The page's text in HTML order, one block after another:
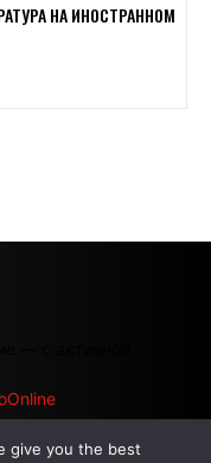
НА ИНОСТРАННОМ
— с активной
give you the best